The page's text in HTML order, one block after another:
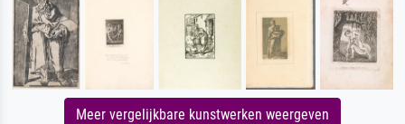
Meer vergelijkbare kunstwerken weergeven